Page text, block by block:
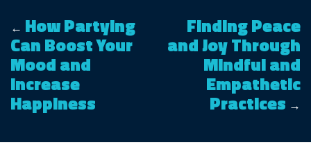
← How Partying
Can Boost Your
Mood and
Increase
Happiness
Finding Peace
and Joy Through
Mindful and
Empathetic
Practices →